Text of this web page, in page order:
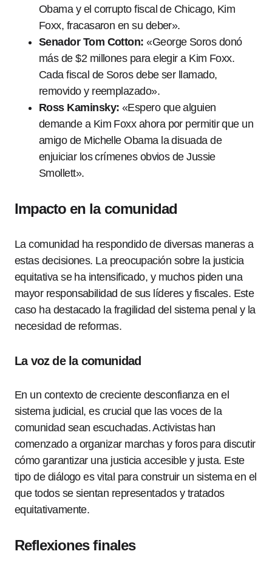
Obama y el corrupto fiscal de Chicago, Kim
Foxx, fracasaron en su deber».
Senador Tom Cotton: «George Soros donó
más de $2 millones para elegir a Kim Foxx.
Cada fiscal de Soros debe ser llamado,
removido y reemplazado».
Ross Kaminsky: «Espero que alguien
demande a Kim Foxx ahora por permitir que un
amigo de Michelle Obama la disuada de
enjuiciar los crímenes obvios de Jussie
Smollett».
Impacto en la comunidad
La comunidad ha respondido de diversas maneras a
estas decisiones. La preocupación sobre la justicia
equitativa se ha intensificado, y muchos piden una
mayor responsabilidad de sus líderes y fiscales. Este
caso ha destacado la fragilidad del sistema penal y la
necesidad de reformas.
La voz de la comunidad
En un contexto de creciente desconfianza en el
sistema judicial, es crucial que las voces de la
comunidad sean escuchadas. Activistas han
comenzado a organizar marchas y foros para discutir
cómo garantizar una justicia accesible y justa. Este
tipo de diálogo es vital para construir un sistema en el
que todos se sientan representados y tratados
equitativamente.
Reflexiones finales